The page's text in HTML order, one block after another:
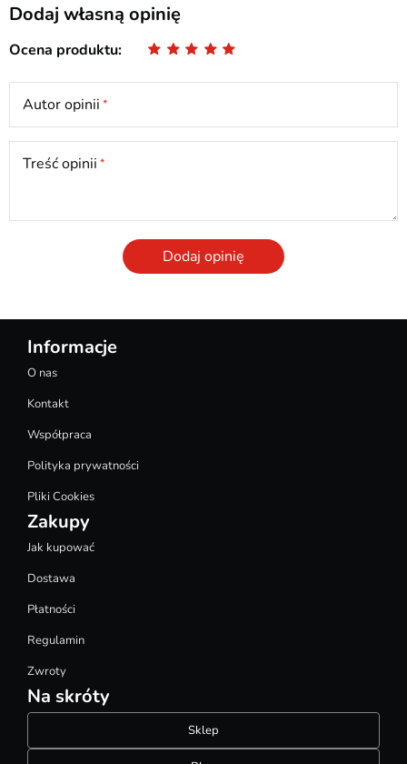
Dodaj własną opinię
Ocena produktu
Autor opinii
Treść opinii
Dodaj opinię
Informacje
O nas
Kontakt
Współpraca
Polityka prywatności
Pliki Cookies
Zakupy
Jak kupować
Dostawa
Płatności
Regulamin
Zwroty
Na skróty
Sklep